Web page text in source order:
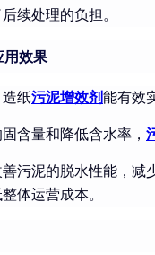
续处理的负担。
用效果
造纸污泥增效剂能有效
含量和降低含水率，
污泥的脱水性能，减
体运营成本。